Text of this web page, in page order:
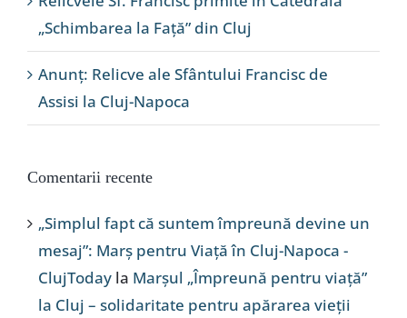
„Schimbarea la Față” din Cluj
Anunț: Relicve ale Sfântului Francisc de
Assisi la Cluj-Napoca
Comentarii recente
„Simplul fapt că suntem împreună devine un
mesaj”: Marș pentru Viață în Cluj-Napoca -
ClujToday la Marșul „Împreună pentru viață”
la Cluj – solidaritate pentru apărarea vieții